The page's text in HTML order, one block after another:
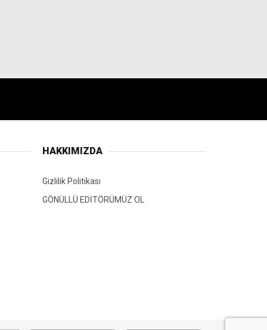
HAKKIMIZDA
Gizlilik Politikası
GÖNÜLLÜ EDİTÖRÜMÜZ OL